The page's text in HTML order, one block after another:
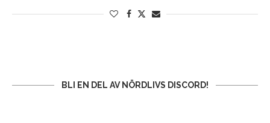
BLI EN DEL AV NÖRDLIVS DISCORD!